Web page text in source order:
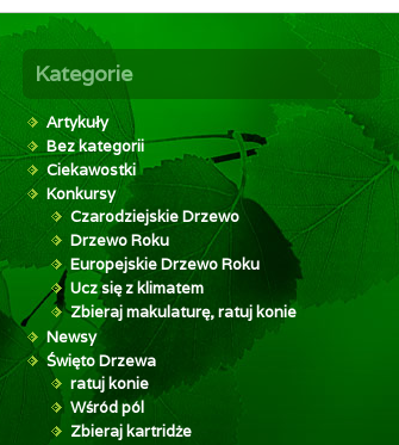
Kategorie
Artykuły
Bez kategorii
Ciekawostki
Konkursy
Czarodziejskie Drzewo
Drzewo Roku
Europejskie Drzewo Roku
Ucz się z klimatem
Zbieraj makulaturę, ratuj konie
Newsy
Święto Drzewa
ratuj konie
Wśród pól
Zbieraj kartridże